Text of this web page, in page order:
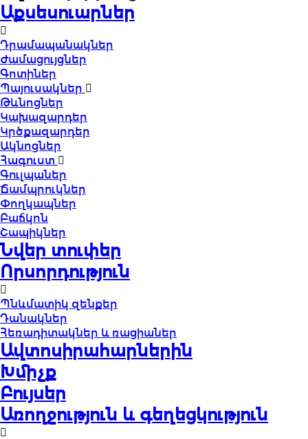
Աքսեսուարներ
Դրամապանակներ
Ժամացույցներ
Գոտիներ
Պայուսակներ
Թևնոցներ
Կախազարդեր
Կրծքազարդեր
Ակնոցներ
Հագուստ
Գուլպաներ
Ճամպրուկներ
Փողկապներ
Բաճկոն
Շապիկներ
Նվեր տուփեր
Որսորդություն
Պնևմատիկ զենքեր
Դանակներ
Հեռադիտակներ և ռացիաներ
Ավտոսիրահարներին
Խմիչք
Բույսեր
Առողջություն և գեղեցկություն